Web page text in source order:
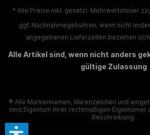
* Alle Preise inkl. gesetzl. Mehrwertsteuer
ggf. Nachnahmegebühren, wenn nicht
angegebenen Lieferzeiten beziehen
Alle Artikel sind, wenn nicht anders
gültige Zulassung
® Alle Markennamen, Warenzeichen und
sind Eigentum ihrer rechtmäßigen Eigentümer
Beschreibung.